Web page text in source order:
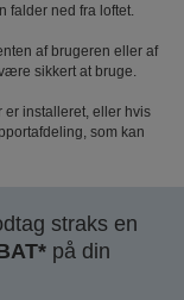
falder ned fra loftet.
af ​brugeren eller af
sikkert at bruge.
er installeret, eller hvis
som kan
straks en
på din